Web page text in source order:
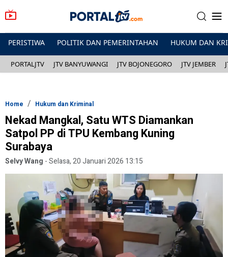
PERISTIWA POLITIK DAN PEMERINTAHAN HUKUM DAN
PORTALJTV JTV BANYUWANGI JTV BOJONEGORO JTV JEMBER
Home Hukum dan Kriminal
Nekad Mangkal, Satu WTS Diamankan
Satpol PP di TPU Kembang Kuning
Surabaya
Selvy Wang -Selasa, 20 Januari 2026 13:15